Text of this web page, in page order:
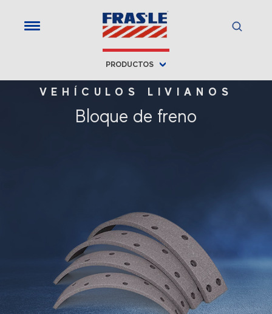
PRODUCTOS
VEHÍCULOS LIVIANOS
Bloque de freno